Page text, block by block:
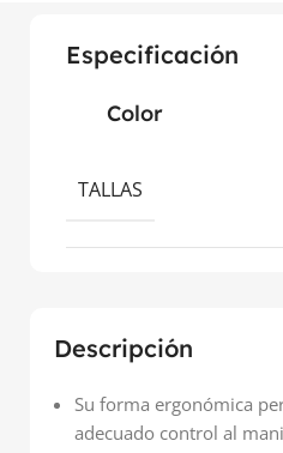
Descripción
Su forma ergonómica
adecuado control al
Especificación
Color
TALLAS